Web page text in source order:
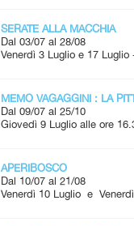
SERATE ALLA MACCHIA
Dal 03/07 al 28/08
Venerdì 3 Luglio e 17 Luglio
MEMO VAGAGGINI : LA
Dal 09/07 al 25/10
Giovedì 9 Luglio alle ore
APERIBOSCO
Dal 10/07 al 21/08
Venerdì 10 Luglio e Venerdì